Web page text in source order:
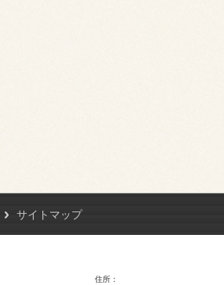
サイトマップ
住所